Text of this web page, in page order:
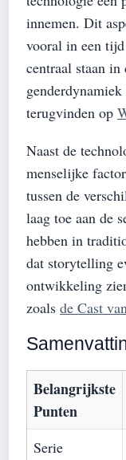
innemen. Dit
vooral in een
centraal staan
terugvinden op
Naast de
menselijke
tussen de
laag toe aan de
hebben in
dat storytelling
ontwikkeling
zoals de Cast
Belangrijkste
Punten
Serie